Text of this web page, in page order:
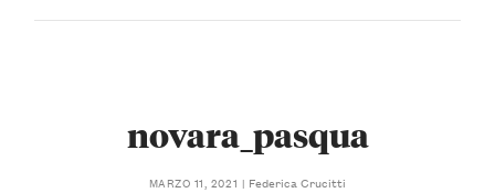
novara_pasqua
MARZO 11, 2021 Federica Crucitti